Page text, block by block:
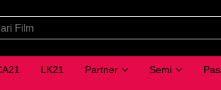
LK21 Partner Semi